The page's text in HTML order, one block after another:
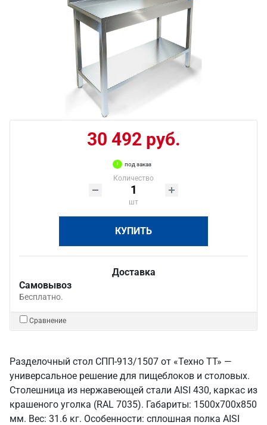
30 492 руб.
под заказ
Количество
шт
КУПИТЬ
Доставка
Самовывоз
Бесплатно.
Сравнение
Разделочный стол СПП-913/1507 от «Техно ТТ» —
универсальное решение для пищеблоков и столовых.
Столешница из нержавеющей стали AISI 430, каркас из
крашеного уголка (RAL 7035). Габариты: 1500x700x850
мм. Вес: 31.6 кг. Особенности: сплошная полка AISI